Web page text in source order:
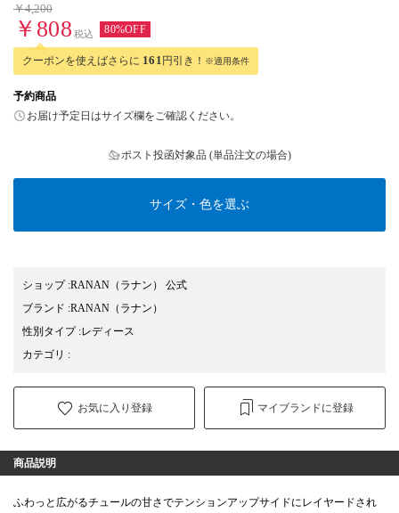
￥4,200
￥808 税込 80%OFF
クーポンを使えばさらに 161 円引き！ ※適用条件
予約商品
お届け予定日はサイズ欄をご確認ください。
ポスト投函対象品 (単品注文の場合)
サイズ・色を選ぶ
ショップ:RANAN（ラナン） 公式
ブランド :RANAN （ラナン）
性別タイプ:レディース
カテゴリ :
お気に入り登録 マイブランドに登録
商品説明
ふわっと広がるチュールの甘さでテンションアップサイドにレイヤードされ